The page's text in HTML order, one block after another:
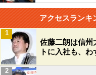
アクセスランキ
佐藤二朗は信州
トに入社も、
1
2